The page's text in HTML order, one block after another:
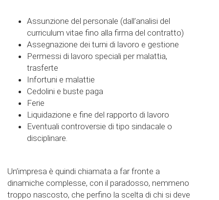
Assunzione del personale (dall’analisi del
curriculum vitae fino alla firma del contratto)
Assegnazione dei turni di lavoro e gestione
Permessi di lavoro speciali per malattia,
trasferte
Infortuni e malattie
Cedolini e buste paga
Ferie
Liquidazione e fine del rapporto di lavoro
Eventuali controversie di tipo sindacale o
disciplinare.
Un’impresa è quindi chiamata a far fronte a
dinamiche complesse, con il paradosso, nemmeno
troppo nascosto, che perfino la scelta di chi si deve